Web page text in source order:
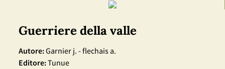
Guerriere della valle
Autore:Garnier j. - flechais a.
Editore:Tunue